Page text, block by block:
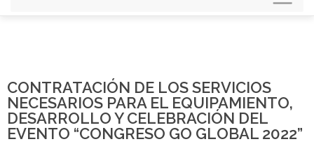
CONTRATACIÓN DE LOS SERVICIOS
NECESARIOS PARA EL EQUIPAMIENTO,
DESARROLLO Y CELEBRACIÓN DEL
EVENTO “CONGRESO GO GLOBAL 2022”